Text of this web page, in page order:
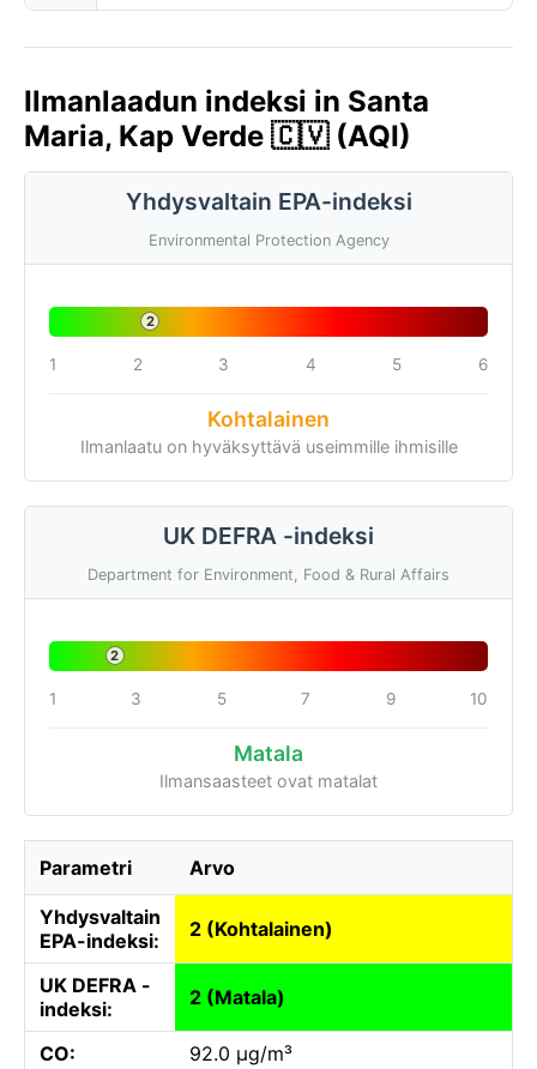
Ilmanlaadun indeksi in Santa
Maria, Kap Verde 🇨🇻 (AQI)
Yhdysvaltain EPA-indeksi
Environmental Protection Agency
2
1 2 3 4 5 6
Kohtalainen
Ilmanlaatu on hyväksyttävä useimmille ihmisille
UK DEFRA -indeksi
Department for Environment, Food & Rural Affairs
2
1 3 5 7 9 10
Matala
Ilmansaasteet ovat matalat
Parametri Arvo
Yhdysvaltain
EPA-indeksi:
2 (Kohtalainen)
UK DEFRA -
indeksi:
2 (Matala)
CO:
92.0 µg/m³